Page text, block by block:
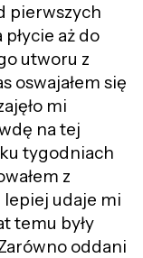
pierwszych
aż do
utworu z
oswajałem się
mi
na tej
tygodniach
z
lepiej udaje mi
temu były
oddani